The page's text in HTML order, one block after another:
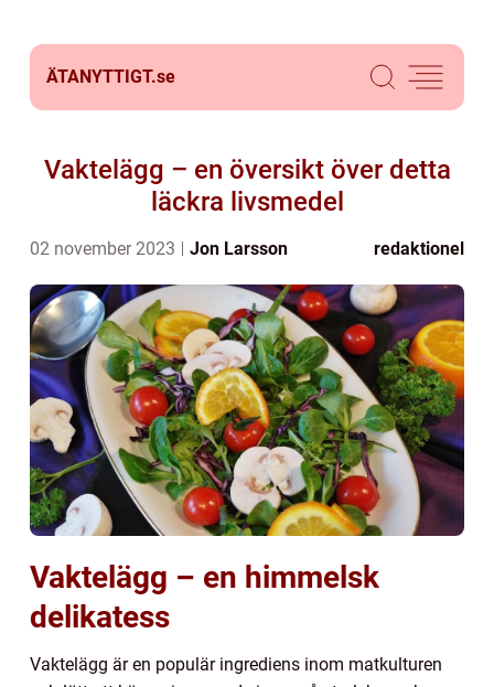
ÄTANYTTIGT.se
Vaktelägg – en översikt över detta
läckra livsmedel
02 november 2023 Jon Larsson redaktionel
Vaktelägg – en himmelsk
delikatess
Vaktelägg är en populär ingrediens inom matkulturen